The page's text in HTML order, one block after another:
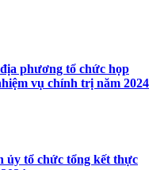
phương tổ chức họp
vụ chính trị năm 2024
ủy tổ chức tổng kết thực